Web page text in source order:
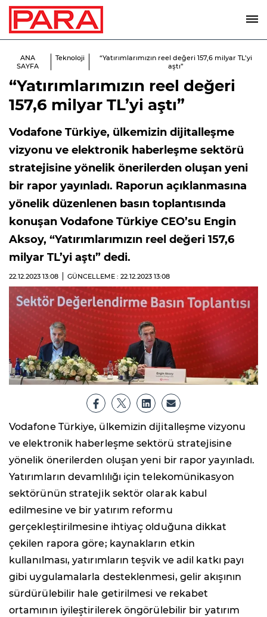
ANA
SAYFA
Teknoloji
“Yatırımlarımızın reel değeri 157,6 milyar TL’yi
aştı”
“Yatırımlarımızın reel değeri
157,6 milyar TL’yi aştı”
Vodafone Türkiye, ülkemizin dijitalleşme
vizyonu ve elektronik haberleşme sektörü
stratejisine yönelik önerilerden oluşan yeni
bir rapor yayınladı. Raporun açıklanmasına
yönelik düzenlenen basın toplantısında
konuşan Vodafone Türkiye CEO’su Engin
Aksoy, “Yatırımlarımızın reel değeri 157,6
milyar TL’yi aştı” dedi.
22.12.2023 13:08 GÜNCELLEME : 22.12.2023 13:08
Vodafone Türkiye, ülkemizin dijitalleşme vizyonu
ve elektronik haberleşme sektörü stratejisine
yönelik önerilerden oluşan yeni bir rapor yayınladı.
Yatırımların devamlılığı için telekomünikasyon
sektörünün stratejik sektör olarak kabul
edilmesine ve bir yatırım reformu
gerçekleştirilmesine ihtiyaç olduğuna dikkat
çekilen rapora göre; kaynakların etkin
kullanılması, yatırımların teşvik ve adil katkı payı
gibi uygulamalarla desteklenmesi, gelir akışının
sürdürülebilir hale getirilmesi ve rekabet
ortamının iyileştirilerek öngörülebilir bir yatırım